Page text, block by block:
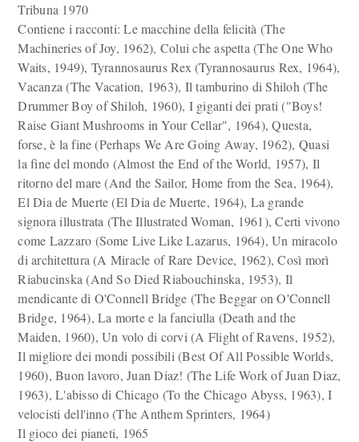
Tribuna 1970
Contiene i racconti: Le macchine della felicità (The
Machineries of Joy, 1962), Colui che aspetta (The One Who
Waits, 1949), Tyrannosaurus Rex (Tyrannosaurus Rex, 1964),
Vacanza (The Vacation, 1963), Il tamburino di Shiloh (The
Drummer Boy of Shiloh, 1960), I giganti dei prati ("Boys!
Raise Giant Mushrooms in Your Cellar", 1964), Questa,
forse, è la fine (Perhaps We Are Going Away, 1962), Quasi
la fine del mondo (Almost the End of the World, 1957), Il
ritorno del mare (And the Sailor, Home from the Sea, 1964),
El Dia de Muerte (El Dia de Muerte, 1964), La grande
signora illustrata (The Illustrated Woman, 1961), Certi vivono
come Lazzaro (Some Live Like Lazarus, 1964), Un miracolo
di architettura (A Miracle of Rare Device, 1962), Così morì
Riabucinska (And So Died Riabouchinska, 1953), Il
mendicante di O'Connell Bridge (The Beggar on O'Connell
Bridge, 1964), La morte e la fanciulla (Death and the
Maiden, 1960), Un volo di corvi (A Flight of Ravens, 1952),
Il migliore dei mondi possibili (Best Of All Possible Worlds,
1960), Buon lavoro, Juan Diaz! (The Life Work of Juan Diaz,
1963), L'abisso di Chicago (To the Chicago Abyss, 1963), I
velocisti dell'inno (The Anthem Sprinters, 1964)
Il gioco dei pianeti, 1965